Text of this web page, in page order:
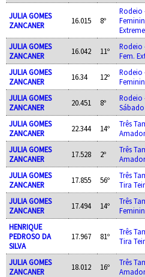
JULIA GOMES
ZANCANER
16.015 8º
Rodeio
Extreme
JULIA GOMES
ZANCANER
16.042 11º
Rodeio
Fem.
JULIA GOMES
ZANCANER
16.34 12º
Rodeio
JULIA GOMES
ZANCANER
20.451 8º
Rodeio
JULIA GOMES
ZANCANER
22.344 14º
Três
Amador
JULIA GOMES
ZANCANER
17.528 2º
Três
JULIA GOMES
ZANCANER
17.855 56º
Três
Tira
JULIA GOMES
ZANCANER
17.494 14º
Três
HENRIQUE
PEDROSO DA
SILVA
17.967 81º
Três
Tira
JULIA GOMES
ZANCANER
18.012 16º
Três